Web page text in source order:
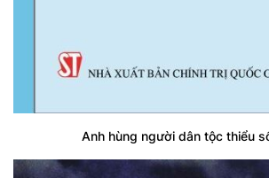
Anh hùng người dân tộc thiểu